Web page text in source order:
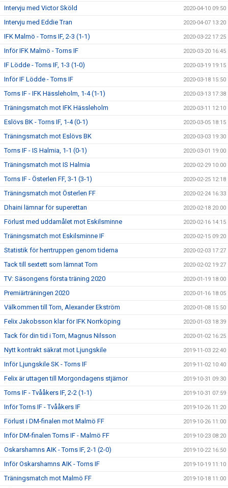
Intervju med Victor Sköld 2020-04-10 09:50
Intervju med Eddie Tran 2020-04-07 13:20
IFK Malmö - Torns IF, 2-3 (1-1) 2020-03-22 17:25
Inför IFK Malmö - Torns IF 2020-03-20 16:45
IF Lödde - Torns IF, 1-3 (1-0) 2020-03-19 19:15
Inför IF Lödde - Torns IF 2020-03-18 15:50
Torns IF - IFK Hässleholm, 1-4 (1-1) 2020-03-13 17:38
Träningsmatch mot IFK Hässleholm 2020-03-11 12:10
Eslövs BK - Torns IF, 1-4 (0-1) 2020-03-05 18:15
Träningsmatch mot Eslövs BK 2020-03-03 19:30
Torns IF - IS Halmia, 1-1 (0-1) 2020-03-01 19:00
Träningsmatch mot IS Halmia 2020-02-29 10:00
Torns IF - Österlen FF, 3-1 (3-1) 2020-02-25 12:18
Träningsmatch mot Österlen FF 2020-02-24 16:33
Dhaini lämnar för superettan 2020-02-18 20:00
Förlust med uddamålet mot Eskilsminne 2020-02-16 14:15
Träningsmatch mot Eskilsminne IF 2020-02-15 09:20
Statistik för herrtruppen genom tiderna 2020-02-03 17:27
Tack till sextett som lämnat Torn 2020-02-02 19:27
TV: Säsongens första träning 2020 2020-01-19 18:00
Premiärträningen 2020 2020-01-16 18:05
Välkommen till Torn, Alexander Ekström 2020-01-08 15:50
Felix Jakobsson klar för IFK Norrköping 2020-01-03 18:39
Tack för din tid i Torn, Magnus Nilsson 2020-01-02 16:25
Nytt kontrakt säkrat mot Ljungskile 2019-11-03 22:40
Inför Ljungskile SK - Torns IF 2019-11-02 10:40
Felix är uttagen till Morgondagens stjärnor 2019-10-31 09:30
Torns IF - Tvååkers IF, 2-2 (1-1) 2019-10-31 07:59
Inför Torns IF - Tvååkers IF 2019-10-26 11:20
Förlust i DM-finalen mot Malmö FF 2019-10-26 11:00
Inför DM-finalen Torns IF - Malmö FF 2019-10-23 08:20
Oskarshamns AIK - Torns IF, 2-1 (2-0) 2019-10-22 16:50
Inför Oskarshamns AIK - Torns IF 2019-10-19 11:10
Träningsmatch mot Malmö FF 2019-10-18 11:00